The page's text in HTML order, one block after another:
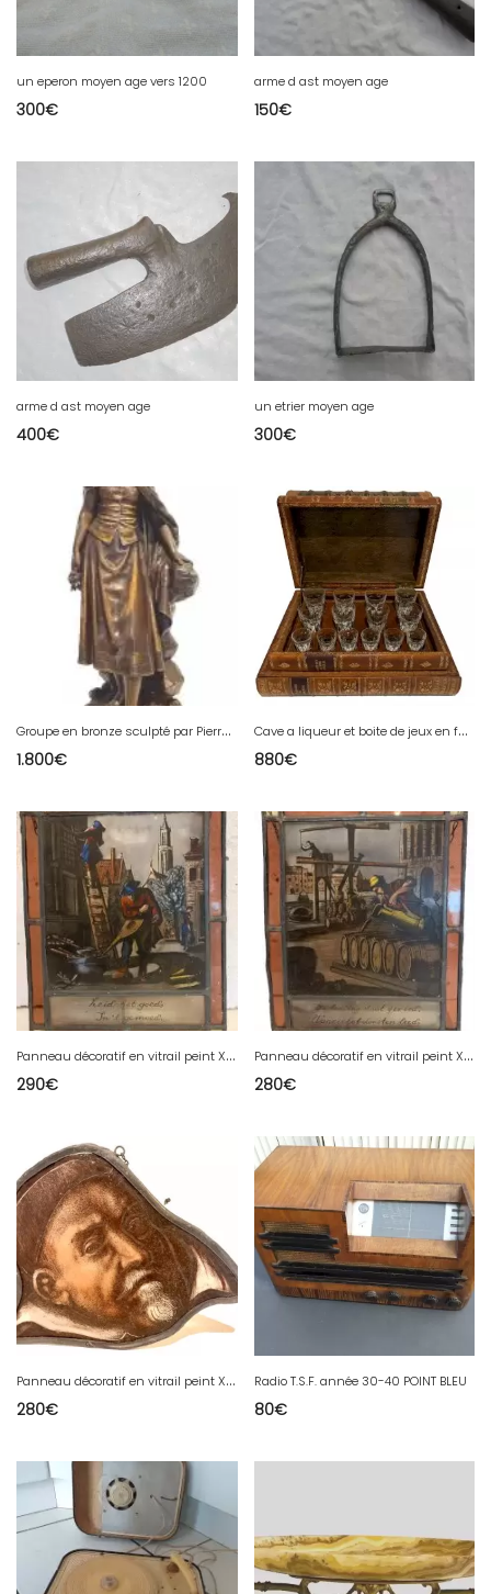
un eperon moyen age vers 1200
300€
arme d ast moyen age
150€
arme d ast moyen age
400€
un etrier moyen age
300€
G
roupe en bronze sculpté par Pierre Ernst BOURET XX siècle
1.800€
C
ave a liqueur et boite de jeux en faux livres XX siècle
880€
P
anneau décoratif en vitrail peint XIX siècle
290€
P
anneau décoratif en vitrail peint XIX siècle
280€
P
anneau décoratif en vitrail peint XIX siècle
280€
Radio T.S.F. année 30-40 POINT BLEU
80€